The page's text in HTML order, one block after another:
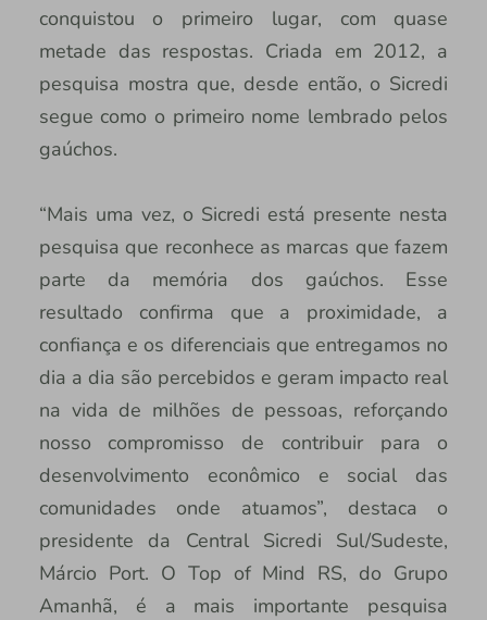
conquistou o primeiro lugar, com quase
metade das respostas. Criada em 2012, a
pesquisa mostra que, desde então, o Sicredi
segue como o primeiro nome lembrado pelos
gaúchos.
“Mais uma vez, o Sicredi está presente nesta
pesquisa que reconhece as marcas que fazem
parte da memória dos gaúchos. Esse
resultado confirma que a proximidade, a
confiança e os diferenciais que entregamos no
dia a dia são percebidos e geram impacto real
na vida de milhões de pessoas, reforçando
nosso compromisso de contribuir para o
desenvolvimento econômico e social das
comunidades onde atuamos”, destaca o
presidente da Central Sicredi Sul/Sudeste,
Márcio Port. O Top of Mind RS, do Grupo
Amanhã, é a mais importante pesquisa